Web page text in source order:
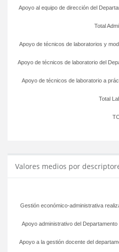
Total
Apoyo de técnicos de laboratorio a
Apoyo de técnicos de laboratorio del
Apoyo de técnicos de laboratorios y
Total
Apoyo al equipo de dirección del
Valores medios por
Apoyo a la gestión docente del
Apoyo administrativo del Departamento
Gestión económico-administrativa